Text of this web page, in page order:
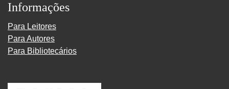
Informações
Para Leitores
Para Autores
Para Bibliotecários